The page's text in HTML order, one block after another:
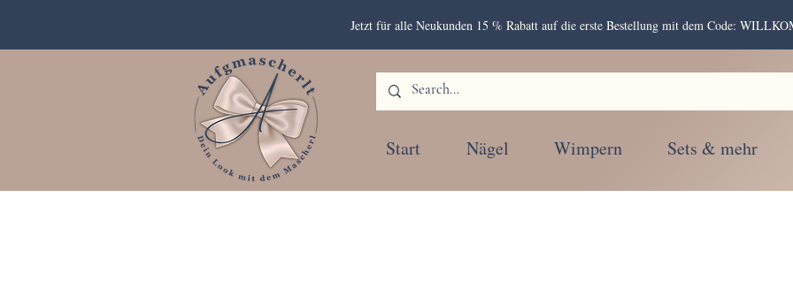
Jetzt für alle Neukunden 15 % Rabatt auf die erste Bestellung mit dem Code:
Start Nägel Wimpern Sets & mehr